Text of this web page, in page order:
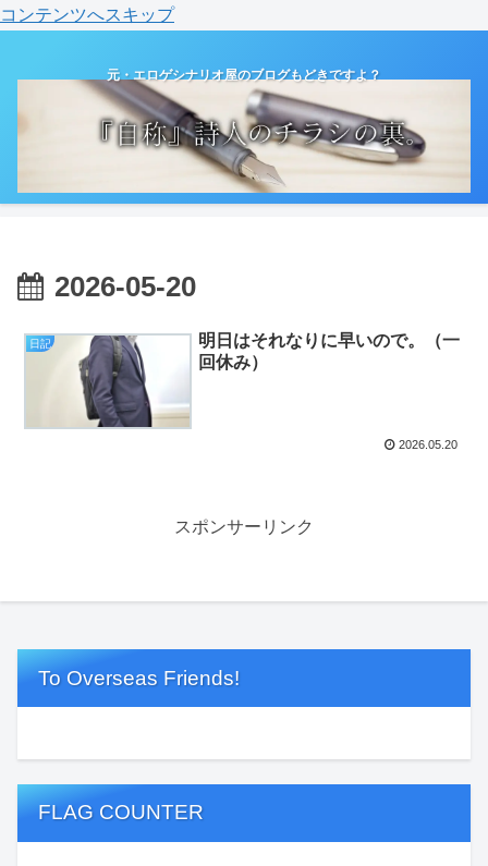
コンテンツへスキップ
元・エロゲシナリオ屋のブログもどきですよ？
2026-05-20
日記
明日はそれなりに早いので。（一
回休み）
2026.05.20
スポンサーリンク
To Overseas Friends!
FLAG COUNTER